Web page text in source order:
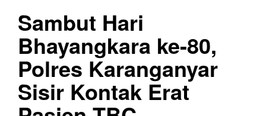
Sambut Hari
Bhayangkara ke-80,
Polres Karanganyar
Sisir Kontak Erat